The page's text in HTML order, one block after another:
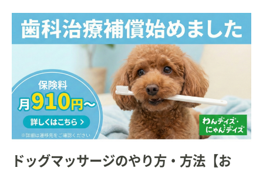
ドッグマッサージのやり方・方法【お